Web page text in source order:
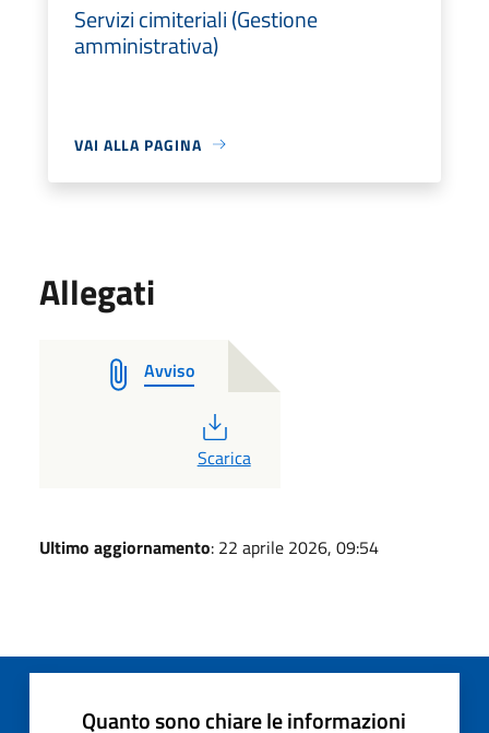
Servizi cimiteriali (Gestione
amministrativa)
VAI ALLA PAGINA
Allegati
Avviso
PDF
Scarica
Ultimo aggiornamento: 22 aprile 2026, 09:54
Quanto sono chiare le informazioni